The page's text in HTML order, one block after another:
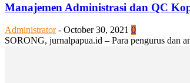
Manajemen Administrasi dan QC
Administrator - October 30, 2021 0
SORONG, jurnalpapua.id – Para pengurus dan